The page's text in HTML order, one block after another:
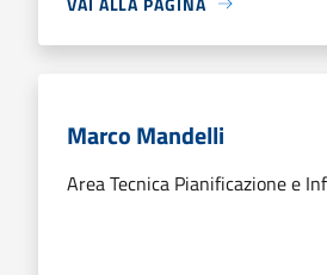
Marco Mandelli
Area Tecnica Pianificazione e